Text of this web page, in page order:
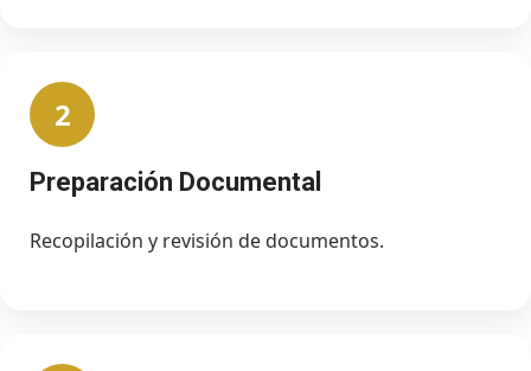
2
Preparación Documental
Recopilación y revisión de documentos.